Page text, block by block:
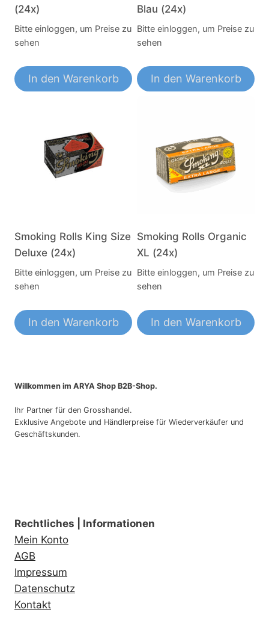
(24x)
Bitte einloggen, um Preise zu
sehen
In den Warenkorb
Blau (24x)
Bitte einloggen, um Preise zu
sehen
In den Warenkorb
Smoking Rolls King Size
Deluxe (24x)
Bitte einloggen, um Preise zu
sehen
In den Warenkorb
Smoking Rolls Organic
XL (24x)
Bitte einloggen, um Preise zu
sehen
In den Warenkorb
Willkommen im ARYA Shop B2B-Shop.
Ihr Partner für den Grosshandel.
Exklusive Angebote und Händlerpreise für Wiederverkäufer und
Geschäftskunden.
Rechtliches | Informationen
Mein Konto
AGB
Impressum
Datenschutz
Kontakt